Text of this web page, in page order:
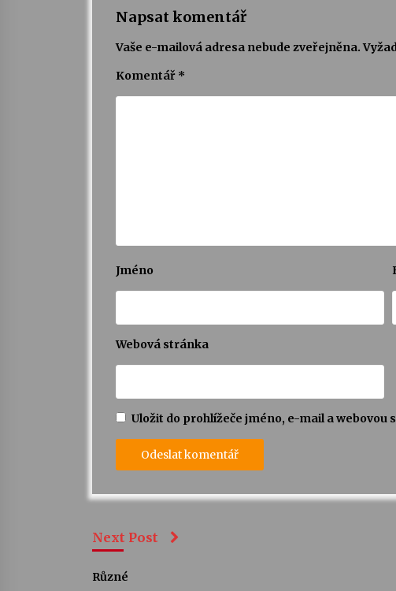
Napsat komentář
Vaše e-mailová adresa nebude zveřejněna.
Komentář *
Jméno
Webová stránka
Uložit do prohlížeče jméno, e-mail a
Next Post
Různé